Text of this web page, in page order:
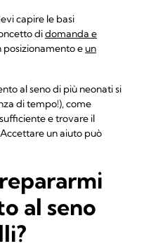
capire le basi
didomanda e
posizionamento e un
al seno di più neonati si
di tempo!), come
e trovare il
un aiuto può
al seno